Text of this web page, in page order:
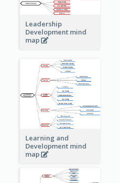
Leadership
Development mind
map
Learning and
Development mind
map